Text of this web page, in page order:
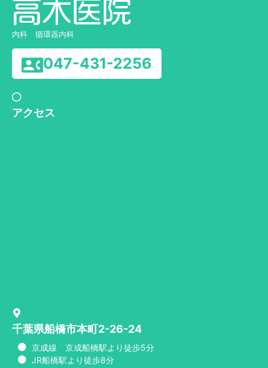
内科 循環器内科
047-431-2256
アクセス
千葉県船橋市本町2-26-24
京成線 京成船橋駅より徒歩5分
JR船橋駅より徒歩8分